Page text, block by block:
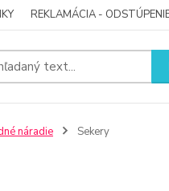
REKLAMÁCIA -
náradie Sekery